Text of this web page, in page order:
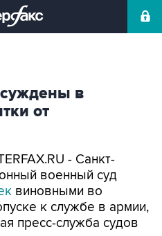
в
от
- Санкт-
военный суд
виновными во
к службе в армии,
пресс-служба судов